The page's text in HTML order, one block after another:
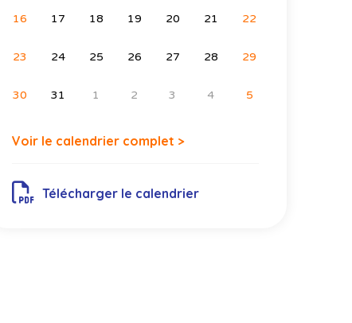
16 17 18 19 20 21 22
23 24 25 26 27 28 29
30 31 1 2 3 4 5
Voir le calendrier complet >
Télécharger le calendrier